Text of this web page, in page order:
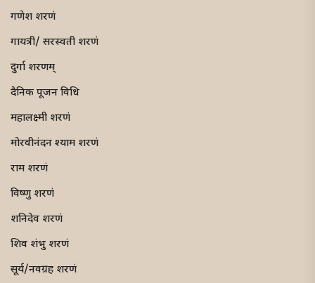
गणेश शरणं
गायत्री/ सरस्वती शरणं
दुर्गा शरणम्
दैनिक पूजन विधि
महालक्ष्मी शरणं
मोरवीनंदन श्याम शरणं
राम शरणं
विष्णु शरणं
शनिदेव शरणं
शिव शंभु शरणं
सूर्य/नवग्रह शरणं